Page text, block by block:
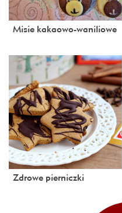
Misie kakaowo-waniliowe
Zdrowe pierniczki